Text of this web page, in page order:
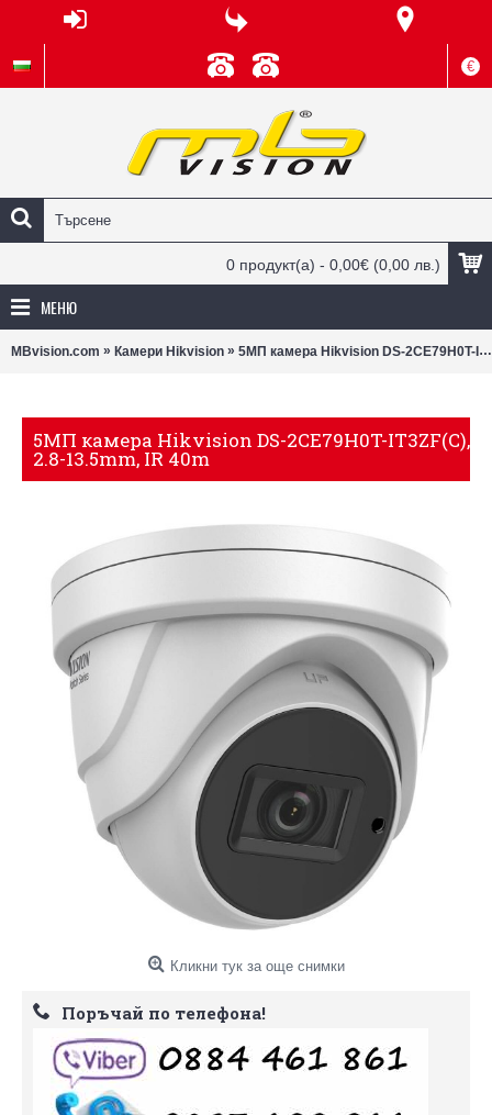
€
0 продукт(а) - 0,00€ (0,00 лв.)
МЕНЮ
MBvision.com » Камери Hikvision » 5МП камера Hikvision DS-2CE79H0T-IT3ZF(C), 2.8-13.5mm, IR 40m
5МП камера Hikvision DS-2CE79H0T-IT3ZF(C),
2.8-13.5mm, IR 40m
Кликни тук за още снимки
Поръчай по телефона!